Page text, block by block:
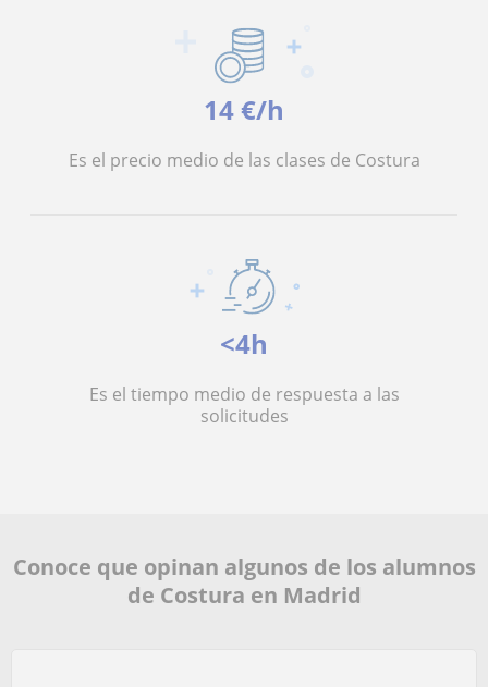
14 €/h
Es el precio medio de las clases de Costura
<4h
Es el tiempo medio de respuesta a las
solicitudes
Conoce que opinan algunos de los alumnos
de Costura en Madrid